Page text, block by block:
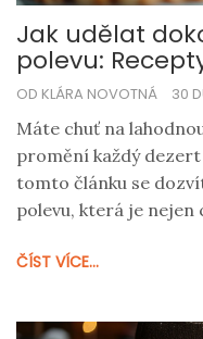
Jak udělat
polevu:
OD KLÁRA NOVOTNÁ 30
Máte chuť na
promění každý
tomto článku se
polevu, která je nejen
správného typu
snadnější, než si
ČÍST VÍCE...